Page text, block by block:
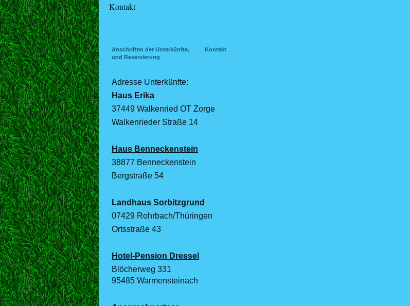
Kontakt
Anschriften der Unterkünfte, Kontakt
und Reservierung
Adresse Unterkünfte:
Haus Erika
37449 Walkenried OT Zorge
Walkenrieder Straße 14
Haus Benneckenstein
38877 Benneckenstein
Bergstraße 54
Landhaus Sorbitzgrund
07429 Rohrbach/Thüringen
Ortsstraße 43
Hotel-Pension Dressel
Blöcherweg 331
95485 Warmensteinach